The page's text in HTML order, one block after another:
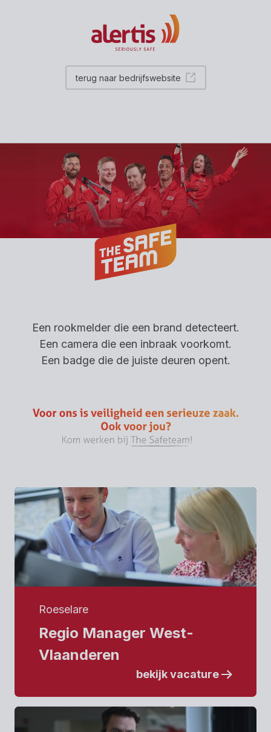
terug naar bedrijfswebsite
Een rookmelder die een brand detecteert.
Een camera die een inbraak voorkomt.
Een badge die de juiste deuren opent.
Roeselare
Regio Manager West-
Vlaanderen
bekijk vacature